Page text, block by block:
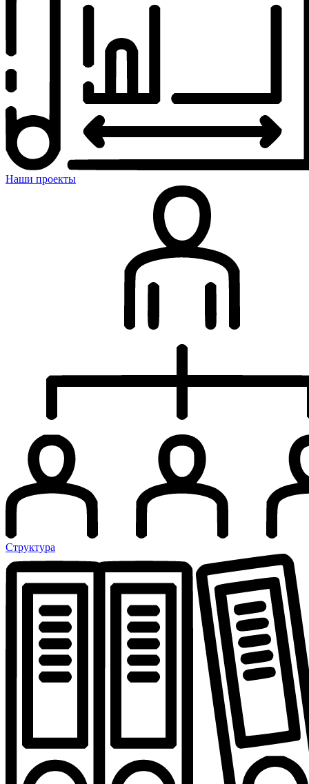
Наши проекты
Структура